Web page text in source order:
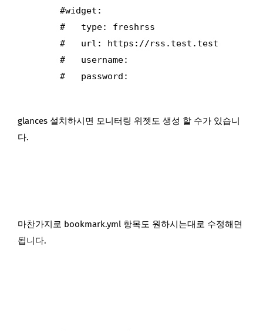
        #widget:
        #   type: freshrss
        #   url: https://rss.test.test
        #   username:
        #   password:
glances 설치하시면 모니터링 위젯도 생성 할 수가 있습니
다.
마찬가지로 bookmark.yml 항목도 원하시는대로 수정해면
됩니다.